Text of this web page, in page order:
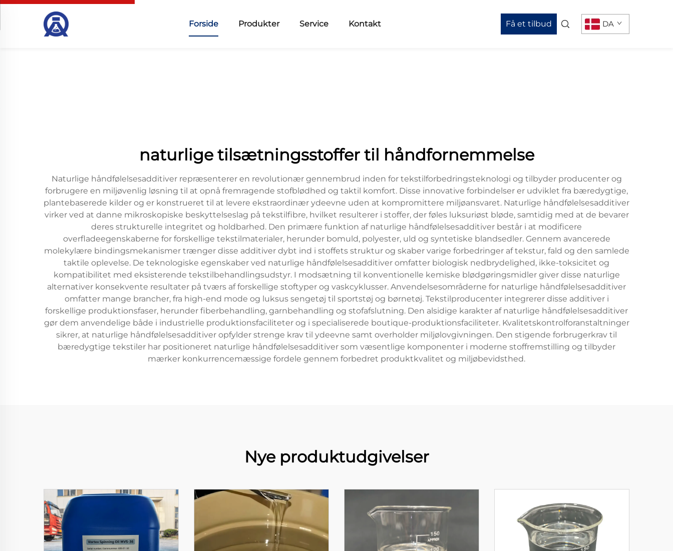
Forside Produkter Service Kontakt Få et tilbud DA
naturlige tilsætningsstoffer til håndfornemmelse
Naturlige håndfølelsesadditiver repræsenterer en revolutionær gennembrud inden for tekstilforbedringsteknologi og tilbyder producenter og
forbrugere en miljøvenlig løsning til at opnå fremragende stofblødhed og taktil komfort. Disse innovative forbindelser er udviklet fra bæredygtige,
plantebaserede kilder og er konstrueret til at levere ekstraordinær ydeevne uden at kompromittere miljøansvaret. Naturlige håndfølelsesadditiver
virker ved at danne mikroskopiske beskyttelseslag på tekstilfibre, hvilket resulterer i stoffer, der føles luksuriøst bløde, samtidig med at de bevarer
deres strukturelle integritet og holdbarhed. Den primære funktion af naturlige håndfølelsesadditiver består i at modificere
overfladeegenskaberne for forskellige tekstilmaterialer, herunder bomuld, polyester, uld og syntetiske blandsedler. Gennem avancerede
molekylære bindingsmekanismer trænger disse additiver dybt ind i stoffets struktur og skaber varige forbedringer af tekstur, fald og den samlede
taktile oplevelse. De teknologiske egenskaber ved naturlige håndfølelsesadditiver omfatter biologisk nedbrydelighed, ikke-toksicitet og
kompatibilitet med eksisterende tekstilbehandlingsudstyr. I modsætning til konventionelle kemiske blødgøringsmidler giver disse naturlige
alternativer konsekvente resultater på tværs af forskellige stoftyper og vaskcyklusser. Anvendelsesområderne for naturlige håndfølelsesadditiver
omfatter mange brancher, fra high-end mode og luksus sengetøj til sportstøj og børnetøj. Tekstilproducenter integrerer disse additiver i
forskellige produktionsfaser, herunder fiberbehandling, garnbehandling og stofafslutning. Den alsidige karakter af naturlige håndfølelsesadditiver
gør dem anvendelige både i industrielle produktionsfaciliteter og i specialiserede boutique-produktionsfaciliteter. Kvalitetskontrolforanstaltninger
sikrer, at naturlige håndfølelsesadditiver opfylder strenge krav til ydeevne samt overholder miljølovgivningen. Den stigende forbrugerkrav til
bæredygtige tekstiler har positioneret naturlige håndfølelsesadditiver som væsentlige komponenter i moderne stoffremstilling og tilbyder
mærker konkurrencemæssige fordele gennem forbedret produktkvalitet og miljøbevidsthed.
Nye produktudgivelser